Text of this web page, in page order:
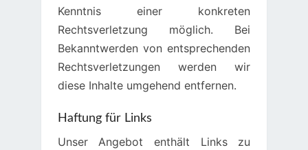
Kenntnis einer konkreten
Rechtsverletzung möglich. Bei
Bekanntwerden von entsprechenden
Rechtsverletzungen werden wir
diese Inhalte umgehend entfernen.
Haftung für Links
Unser Angebot enthält Links zu